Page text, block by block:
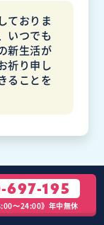
ておりま
いつでも
新生活が
祈り申し
ることを
2DK
697-195
〜24:00》年中無休